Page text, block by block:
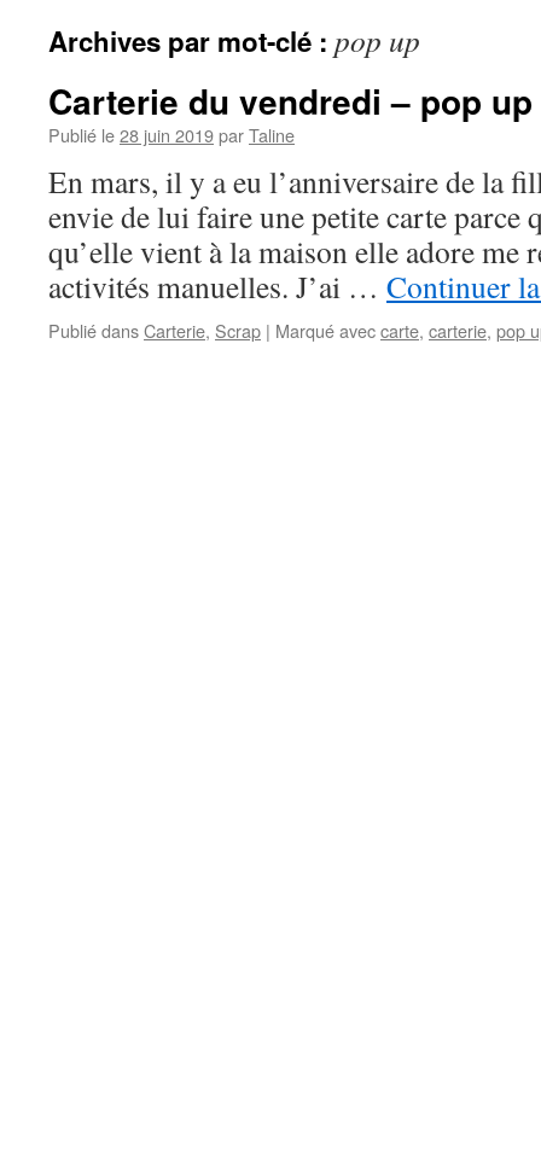
Archives par mot-clé : pop up
Carterie du vendredi – pop
Publié le28 juin 2019parTaline
En mars, il y a eu l’anniversaire de la
envie de lui faire une petite carte parce
qu’elle vient à la maison elle adore me
activités manuelles. J’ai … Continuer
Publié dansCarterie, Scrap | Marqué aveccarte, carterie, pop